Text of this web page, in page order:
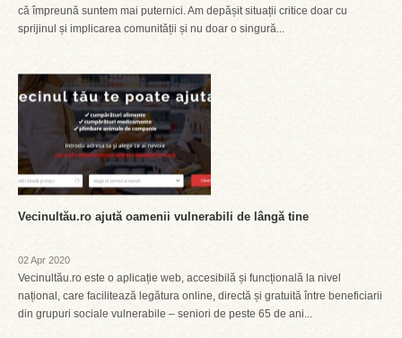
că împreună suntem mai puternici. Am depășit situații critice doar cu
sprijinul și implicarea comunității și nu doar o singură...
Vecinultău.ro ajută oamenii vulnerabili de lângă tine
02 Apr 2020
Vecinultău.ro este o aplicație web, accesibilă și funcțională la nivel
național, care facilitează legătura online, directă și gratuită între beneficiarii
din grupuri sociale vulnerabile – seniori de peste 65 de ani...